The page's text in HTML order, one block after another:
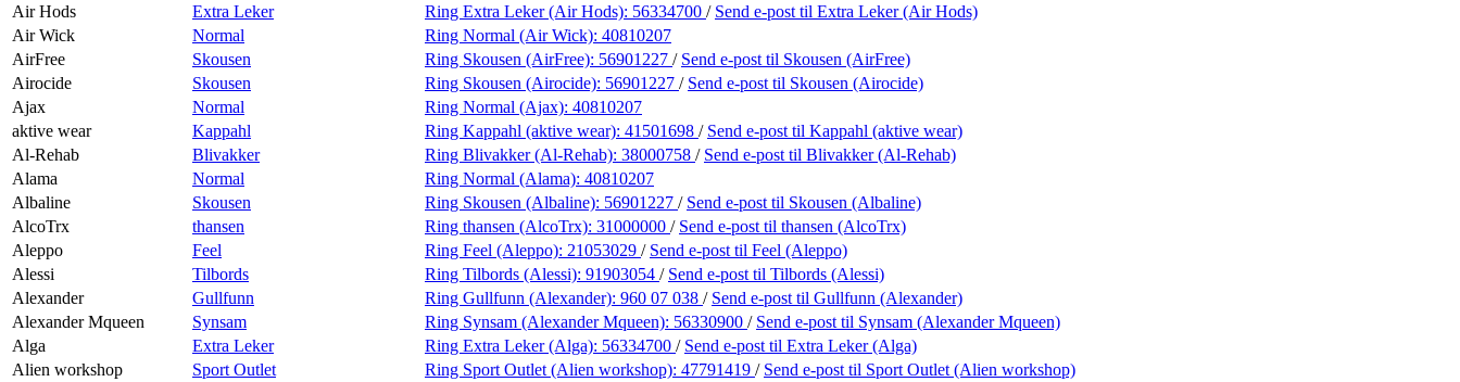
Air Hods
Extra Leker Ring Extra Leker (Air Hods): 56334700 / Send e-post til Extra Leker (Air Hods)
Air Wick
Normal Ring Normal (Air Wick): 40810207
AirFree
Skousen Ring Skousen (AirFree): 56901227 / Send e-post til Skousen (AirFree)
Airocide
Skousen Ring Skousen (Airocide): 56901227 / Send e-post til Skousen (Airocide)
Ajax
Normal Ring Normal (Ajax): 40810207
aktive wear
Kappahl Ring Kappahl (aktive wear): 41501698 / Send e-post til Kappahl (aktive wear)
Al-Rehab
Blivakker Ring Blivakker (Al-Rehab): 38000758 / Send e-post til Blivakker (Al-Rehab)
Alama
Normal Ring Normal (Alama): 40810207
Albaline
Skousen Ring Skousen (Albaline): 56901227 / Send e-post til Skousen (Albaline)
AlcoTrx
thansen Ring thansen (AlcoTrx): 31000000 / Send e-post til thansen (AlcoTrx)
Aleppo
Feel Ring Feel (Aleppo): 21053029 / Send e-post til Feel (Aleppo)
Alessi
Tilbords Ring Tilbords (Alessi): 91903054 / Send e-post til Tilbords (Alessi)
Alexander
Gullfunn Ring Gullfunn (Alexander): 960 07 038 / Send e-post til Gullfunn (Alexander)
Alexander Mqueen
Synsam Ring Synsam (Alexander Mqueen): 56330900 / Send e-post til Synsam (Alexander Mqueen)
Alga
Extra Leker Ring Extra Leker (Alga): 56334700 / Send e-post til Extra Leker (Alga)
Alien workshop
Sport Outlet Ring Sport Outlet (Alien workshop): 47791419 / Send e-post til Sport Outlet (Alien workshop)